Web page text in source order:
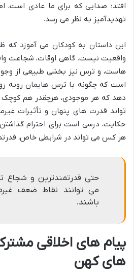
افتد؛ صدایی که برای ما عادی است،
تهدیدآمیز به نظر می رسد.
این داستان به کودکان می آموزد که
واقعیت نیست. گاهی اوقات، شجاعت
هاست، و ترس نیز بخشی طبیعی از
است که چگونه با ترس هایمان روبه
دهد که هر موجودی، هرچقدر هم
تواند قدرت های پنهان و تأثیرات
حکایت، درسی است برای احترام
هر کس می تواند در شرایطی خاص،
حتی قدرتمندترین و شجاع
می توانند نقاط ضعف
باشند.
پیام های اخلاقی
های کهن